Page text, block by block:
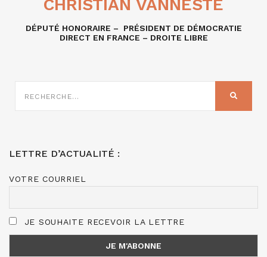
CHRISTIAN VANNESTE
DÉPUTÉ HONORAIRE – PRÉSIDENT DE DÉMOCRATIE
DIRECT EN FRANCE – DROITE LIBRE
SUR
LETTRE D’ACTUALITÉ :
VOTRE COURRIEL
JE SOUHAITE RECEVOIR LA LETTRE